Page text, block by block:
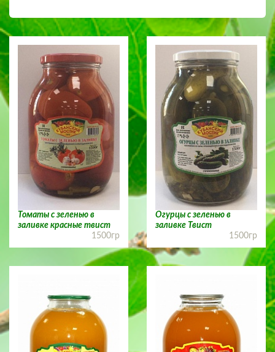
Томаты с зеленью в
заливке красные твист
1500гр
Огурцы с зеленью в
заливке Твист
1500гр